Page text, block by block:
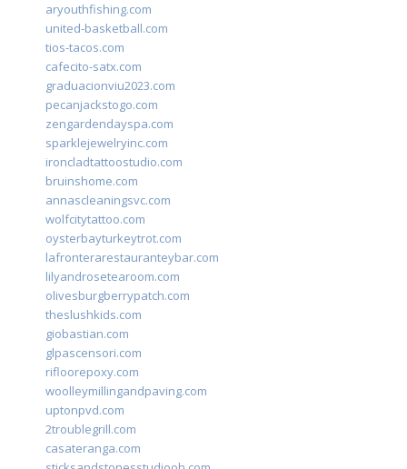
aryouthfishing.com
united-basketball.com
tios-tacos.com
cafecito-satx.com
graduacionviu2023.com
pecanjackstogo.com
zengardendayspa.com
sparklejewelryinc.com
ironcladtattoostudio.com
bruinshome.com
annascleaningsvc.com
wolfcitytattoo.com
oysterbayturkeytrot.com
lafronterarestauranteybar.com
lilyandrosetearoom.com
olivesburgberrypatch.com
theslushkids.com
giobastian.com
glpascensori.com
rifloorepoxy.com
woolleymillingandpaving.com
uptonpvd.com
2troublegrill.com
casateranga.com